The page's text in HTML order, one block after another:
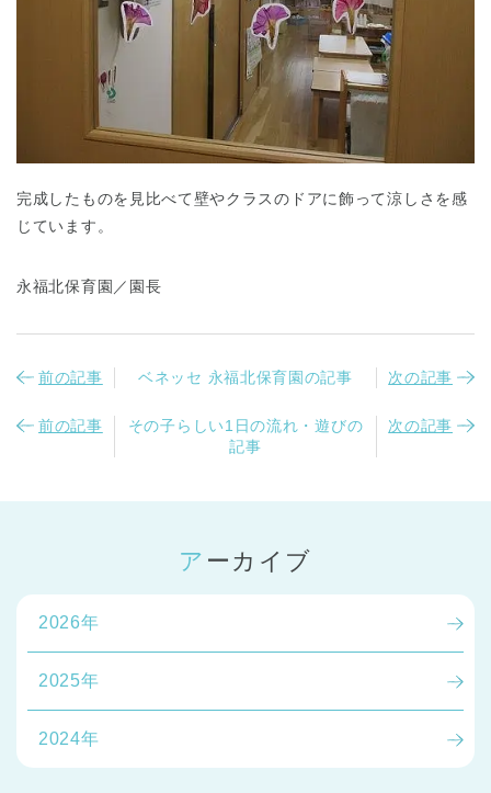
完成したものを見比べて壁やクラスのドアに飾って涼しさを感
じています。
永福北保育園／園長
前の記事 ベネッセ 永福北保育園の記事 次の記事
前の記事
その子らしい1日の流れ・遊びの
記事
次の記事
アーカイブ
2026年
2025年
2024年